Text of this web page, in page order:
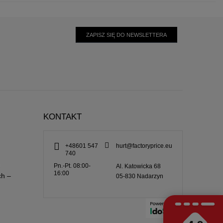
ZAPISZ SIĘ DO NEWSLETTERA
–
KONTAKT
+48601 547
740
hurt@factoryprice.eu
Pn.-Pt. 08:00-
16:00
Al. Katowicka 68
05-830 Nadarzyn